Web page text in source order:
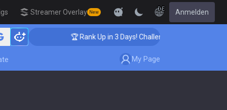
Streamer Overlay New
DE Anmelden
🏆 Rank Up in 3 Days! Challenger Coaching
My Page